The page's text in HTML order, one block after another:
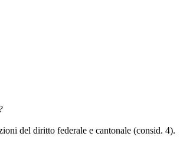
del diritto federale e cantonale (consid. 4).